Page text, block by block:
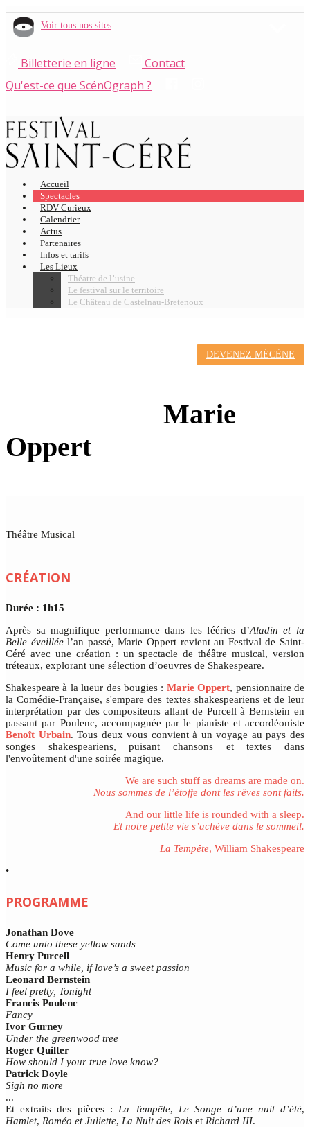
Voir tous nos sites
Billetterie en ligne
Contact
Qu'est-ce que ScénOgraph ?
Accueil
Spectacles
RDV Curieux
Calendrier
Actus
Partenaires
Infos et tarifs
Les Lieux
Théatre de l’usine
Le festival sur le territoire
Le Château de Castelnau-Bretenoux
DEVENEZ MÉCÈNE
Marie
Oppert
Théâtre Musical
CRÉATION
Durée : 1h15
Après sa magnifique performance dans les fééries d’Aladin et la
Belle éveilléel’an passé, Marie Oppert revient au Festival de Saint-
Céré avec une création : un spectacle de théâtre musical, version
tréteaux, explorant une sélection d’oeuvres de Shakespeare.
Shakespeare à la lueur des bougies : Marie Oppert, pensionnaire de
la Comédie-Française, s'empare des textes shakespeariens et de leur
interprétation par des compositeurs allant de Purcell à Bernstein en
passant par Poulenc, accompagnée par le pianiste et accordéoniste
Benoît Urbain. Tous deux vous convient à un voyage au pays des
songes shakespeariens, puisant chansons et textes dans
l'envoûtement d'une soirée magique.
We are such stuff as dreams are made on.
Nous sommes de l’étoffe dont les rêves sont faits.
And our little life is rounded with a sleep.
Et notre petite vie s’achève dans le sommeil.
La Tempête, William Shakespeare
•
PROGRAMME
Jonathan Dove
Come unto these yellow sands
Henry Purcell
Music for a while, if love’s a sweet passion
Leonard Bernstein
I feel pretty, Tonight
Francis Poulenc
Fancy
Ivor Gurney
Under the greenwood tree
Roger Quilter
How should I your true love know?
Patrick Doyle
Sigh no more
...
Et extraits des pièces : La Tempête, Le Songe d’une nuit d’été,
Hamlet, Roméo et Juliette, La Nuit des Rois et Richard III.